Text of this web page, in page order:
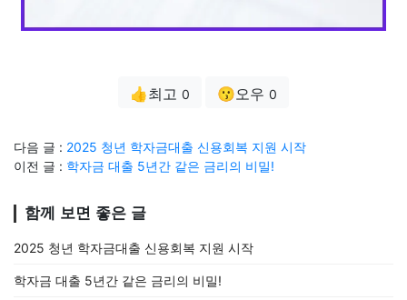
👍최고 0 😗오우 0
다음 글 : 2025 청년 학자금대출 신용회복 지원 시작
이전 글 : 학자금 대출 5년간 같은 금리의 비밀!
함께 보면 좋은 글
2025 청년 학자금대출 신용회복 지원 시작
학자금 대출 5년간 같은 금리의 비밀!